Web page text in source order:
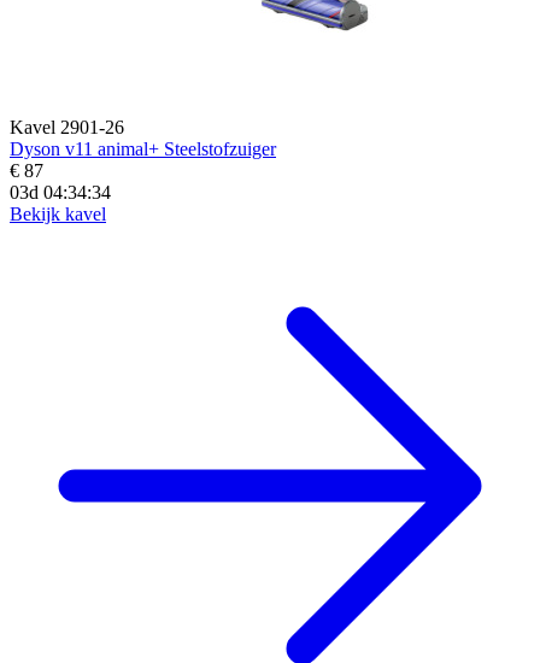
Kavel 2901-26
Dyson v11 animal+ Steelstofzuiger
€ 87
03d 04:34:33
Bekijk kavel